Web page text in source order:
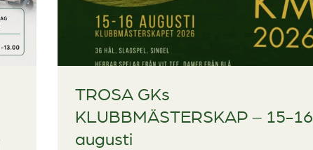
TROSA GKs
KLUBBMÄSTERSKAP – 15-16
augusti